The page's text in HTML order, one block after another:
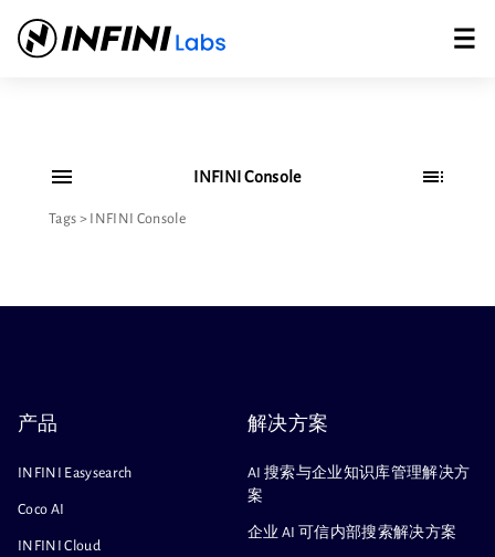
INFINI Console
Tags > INFINI Console
产品
INFINI Easysearch
Coco AI
INFINI Cloud
解决方案
AI 搜索与企业知识库管理解决方
案
企业 AI 可信内部搜索解决方案